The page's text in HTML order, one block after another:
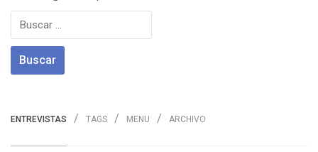
Buscar:
ENTREVISTAS TAGS MENU ARCHIVO